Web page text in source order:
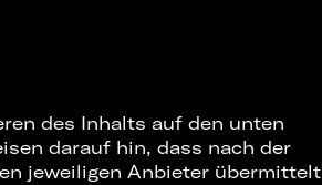
des Inhalts auf den unten
darauf hin, dass nach der
jeweiligen Anbieter übermittelt